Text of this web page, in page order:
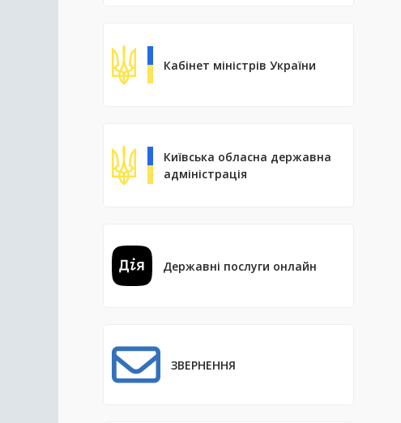
Кабінет міністрів України
Київська обласна державна
адміністрація
Державні послуги онлайн
ЗВЕРНЕННЯ